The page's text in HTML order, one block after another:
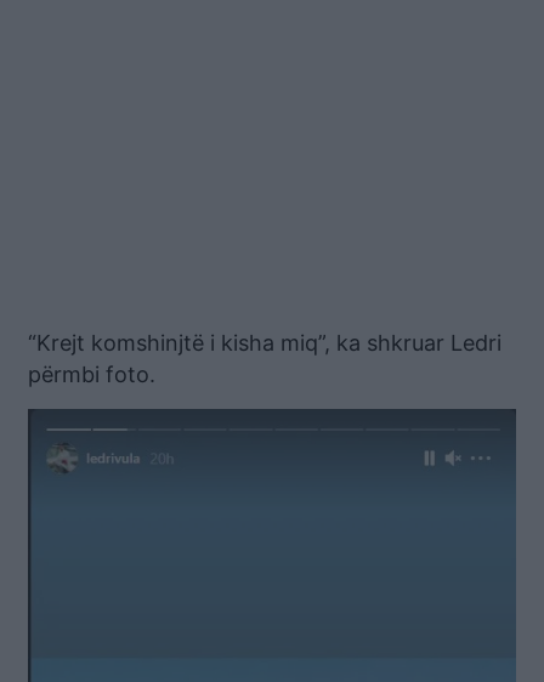
“Krejt komshinjtë i kisha miq”, ka shkruar Ledri
përmbi foto.